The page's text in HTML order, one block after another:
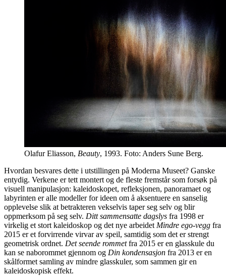
Olafur Eliasson, Beauty, 1993. Foto: Anders Sune Berg.
Hvordan besvares dette i utstillingen på Moderna Museet? Ganske
entydig. Verkene er tett montert og de fleste fremstår som forsøk på
visuell manipulasjon: kaleidoskopet, refleksjonen, panoramaet og
labyrinten er alle modeller for ideen om å aksentuere en sanselig
opplevelse slik at betrakteren vekselvis taper seg selv og blir
oppmerksom på seg selv. Ditt sammensatte dagslys fra 1998 er
virkelig et stort kaleidoskop og det nye arbeidet Mindre ego-vegg fra
2015 er et forvirrende virvar av speil, samtidig som det er strengt
geometrisk ordnet. Det seende rommetfra 2015 er en glasskule du
kan se naborommet gjennom og Din kondensasjon fra 2013 er en
skålformet samling av mindre glasskuler, som sammen gir en
kaleidoskopisk effekt.